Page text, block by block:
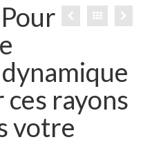
rayons
votre